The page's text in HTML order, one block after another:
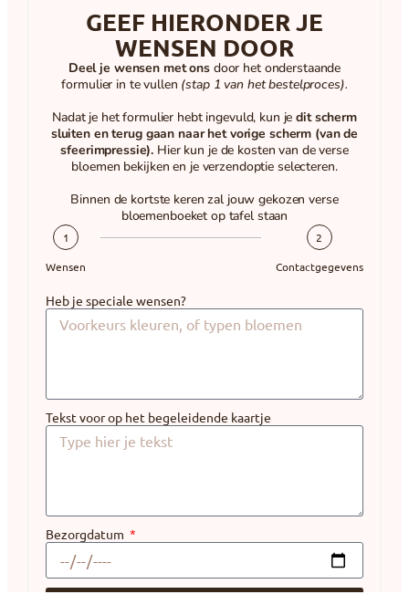
GEEF HIERONDER JE
WENSEN DOOR
Deel je wensen met ons door het onderstaande
formulier in te vullen (stap 1 van het bestelproces).
Nadat je het formulier hebt ingevuld, kun jedit scherm
sluiten en terug gaan naar het vorige scherm (van de
sfeerimpressie). Hier kun je de kosten van de verse
bloemen bekijken en je verzendoptie selecteren.
Binnen de kortste keren zal jouw gekozen verse
bloemenboeket op tafel staan
1
Wensen
2
Contactgegevens
Heb je speciale wensen?
Tekst voor op het begeleidende kaartje
Bezorgdatum